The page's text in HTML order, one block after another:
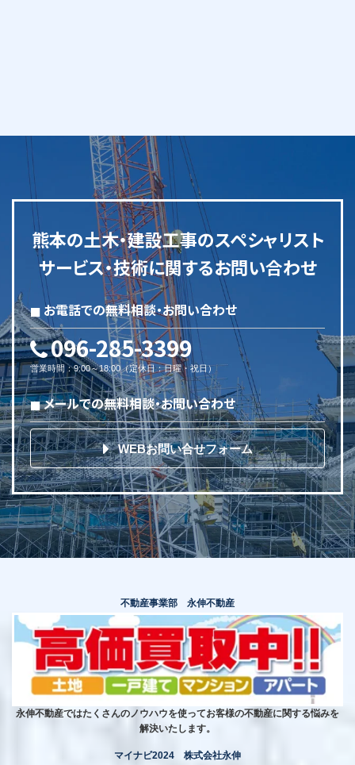
熊本の土木・建設工事のスペシャリスト
サービス・技術に関するお問い合わせ
お電話での無料相談・お問い合わせ
096-285-3399
営業時間 ：9:00～18:00（定休日：日曜・祝日）
メールでの無料相談・お問い合わせ
WEBお問い合せフォーム
不動産事業部 永伸不動産
永伸不動産ではたくさんのノウハウを使ってお客様の不動産に関する悩みを
解決いたします。
マイナビ2024 株式会社永伸